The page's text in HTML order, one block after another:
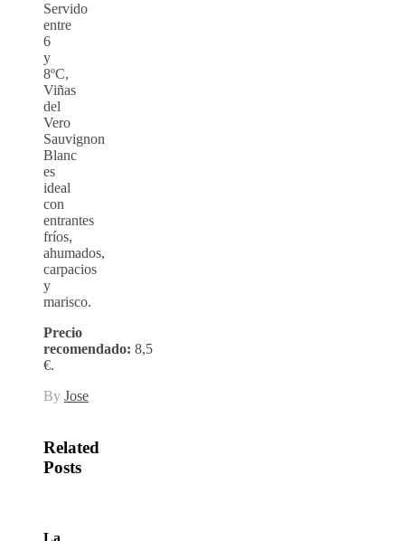
Servido
entre
6
y
8ºC,
Viñas
del
Vero
Sauvignon
Blanc
es
ideal
con
entrantes
fríos,
ahumados,
carpacios
y
marisco.
Precio
recomendado: 8,5
€.
By Jose
Related
Posts
La